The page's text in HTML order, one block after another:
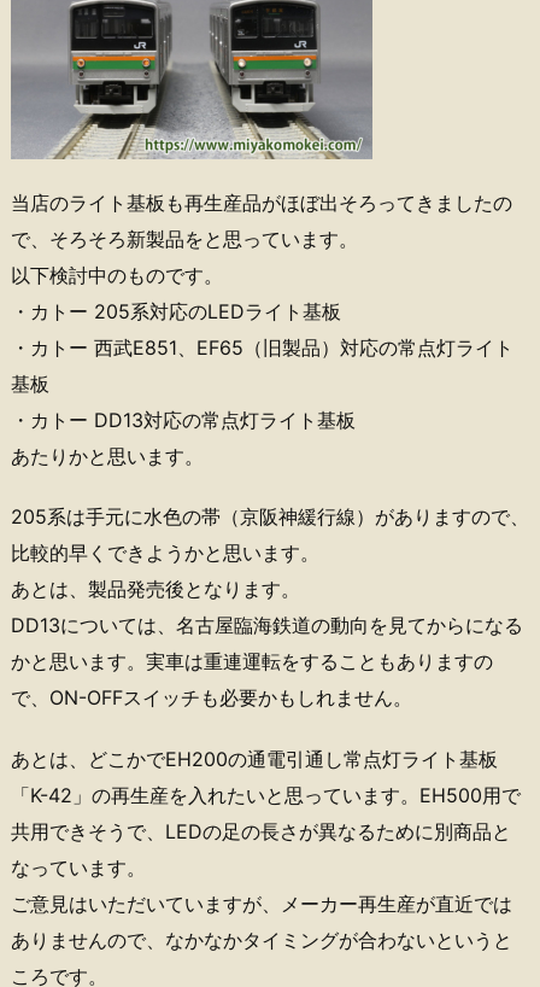
当店のライト基板も再生産品がほぼ出そろってきましたの
で、そろそろ新製品をと思っています。
以下検討中のものです。
・カトー 205系対応のLEDライト基板
・カトー 西武E851、EF65（旧製品）対応の常点灯ライト
基板
・カトー DD13対応の常点灯ライト基板
あたりかと思います。
205系は手元に水色の帯（京阪神緩行線）がありますので、
比較的早くできようかと思います。
あとは、製品発売後となります。
DD13については、名古屋臨海鉄道の動向を見てからになる
かと思います。実車は重連運転をすることもありますの
で、ON-OFFスイッチも必要かもしれません。
あとは、どこかでEH200の通電引通し常点灯ライト基板
「K-42」の再生産を入れたいと思っています。EH500用で
共用できそうで、LEDの足の長さが異なるために別商品と
なっています。
ご意見はいただいていますが、メーカー再生産が直近では
ありませんので、なかなかタイミングが合わないというと
ころです。